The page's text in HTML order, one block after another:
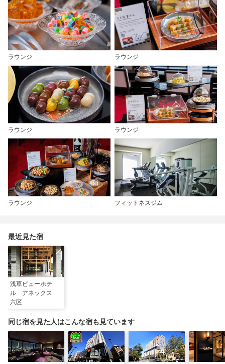
ラウンジ ラウンジ
ラウンジ ラウンジ
ラウンジ フィットネスジム
最近見た宿
浅草ビューホテ
ル アネックス
六区
同じ宿を見た人はこんな宿も見ています